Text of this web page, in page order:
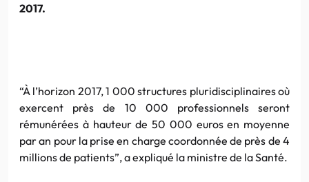
2017.
“À l’horizon 2017, 1 000 structures pluridisciplinaires où
exercent près de 10 000 professionnels seront
rémunérées à hauteur de 50 000 euros en moyenne
par an pour la prise en charge coordonnée de près de 4
millions de patients”, a expliqué la ministre de la Santé.